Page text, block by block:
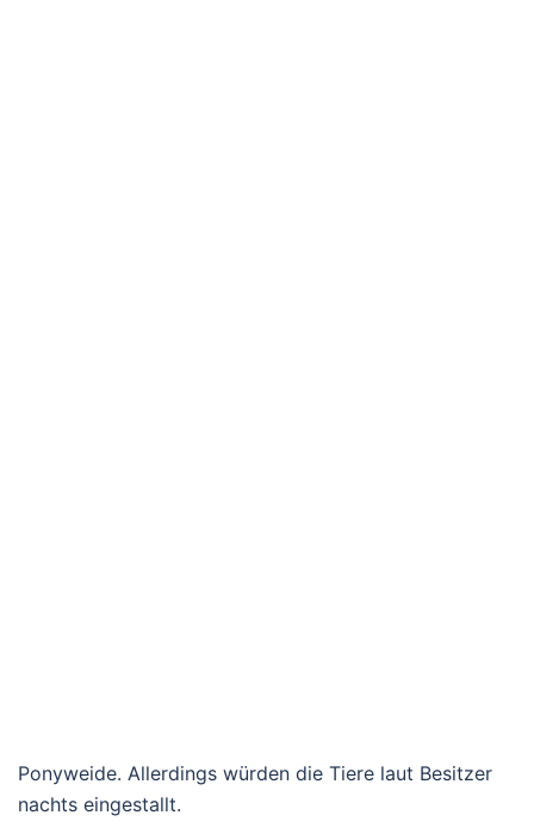
Ponyweide. Allerdings würden die Tiere laut Besitzer
nachts eingestallt.